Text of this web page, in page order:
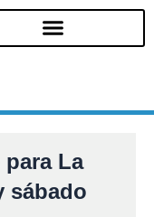
La
sábado